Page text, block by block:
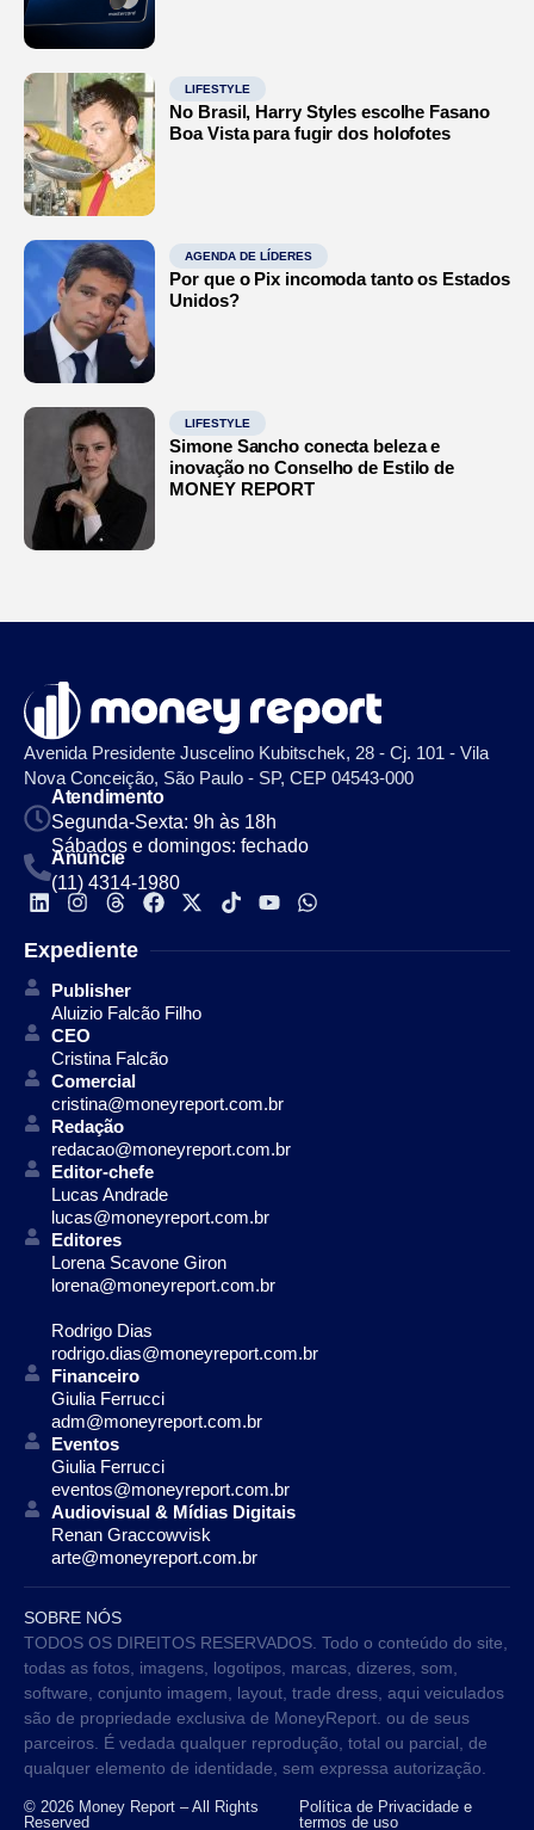
LIFESTYLE
No Brasil, Harry Styles escolhe Fasano
Boa Vista para fugir dos holofotes
AGENDA DE LÍDERES
Por que o Pix incomoda tanto os Estados
Unidos?
LIFESTYLE
Simone Sancho conecta beleza e
inovação no Conselho de Estilo de
MONEY REPORT
Avenida Presidente Juscelino Kubitschek, 28 - Cj. 101 - Vila
Nova Conceição, São Paulo - SP, CEP 04543-000
Atendimento
Segunda-Sexta: 9h às 18h
Sábados e domingos: fechado
Anuncie
(11) 4314-1980
Expediente
Publisher
Aluizio Falcão Filho
CEO
Cristina Falcão
Comercial
cristina@moneyreport.com.br
Redação
redacao@moneyreport.com.br
Editor-chefe
Lucas Andrade
lucas@moneyreport.com.br
Editores
Lorena Scavone Giron
lorena@moneyreport.com.br
Rodrigo Dias
rodrigo.dias@moneyreport.com.br
Financeiro
Giulia Ferrucci
adm@moneyreport.com.br
Eventos
Giulia Ferrucci
eventos@moneyreport.com.br
Audiovisual & Mídias Digitais
Renan Graccowvisk
arte@moneyreport.com.br
SOBRE NÓS
TODOS OS DIREITOS RESERVADOS. Todo o conteúdo do site,
todas as fotos, imagens, logotipos, marcas, dizeres, som,
software, conjunto imagem, layout, trade dress, aqui veiculados
são de propriedade exclusiva de MoneyReport. ou de seus
parceiros. É vedada qualquer reprodução, total ou parcial, de
qualquer elemento de identidade, sem expressa autorização.
© 2026 Money Report – All Rights
Reserved
Política de Privacidade e
termos de uso